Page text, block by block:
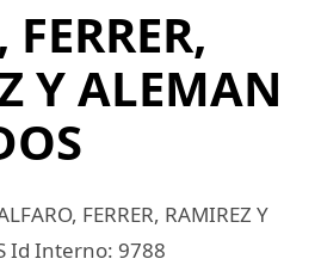
Y ALEMAN
FERRER, RAMIREZ Y
Id Interno: 9788